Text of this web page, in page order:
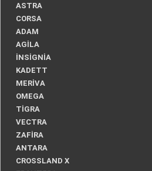
ASTRA
CORSA
ADAM
AGİLA
İNSİGNİA
KADETT
MERİVA
OMEGA
TİGRA
VECTRA
ZAFİRA
ANTARA
CROSSLAND X